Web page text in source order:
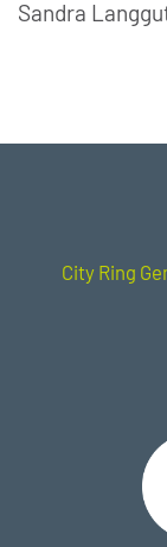
Sandra
City Ring